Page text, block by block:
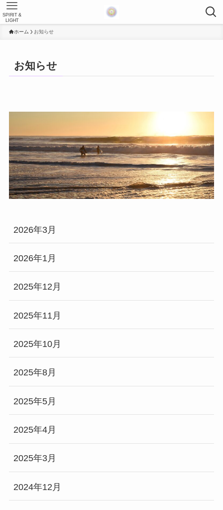
SPIRIT &
LIGHT
ホーム お知らせ
お知らせ
2026年3月
2026年1月
2025年12月
2025年11月
2025年10月
2025年8月
2025年5月
2025年4月
2025年3月
2024年12月